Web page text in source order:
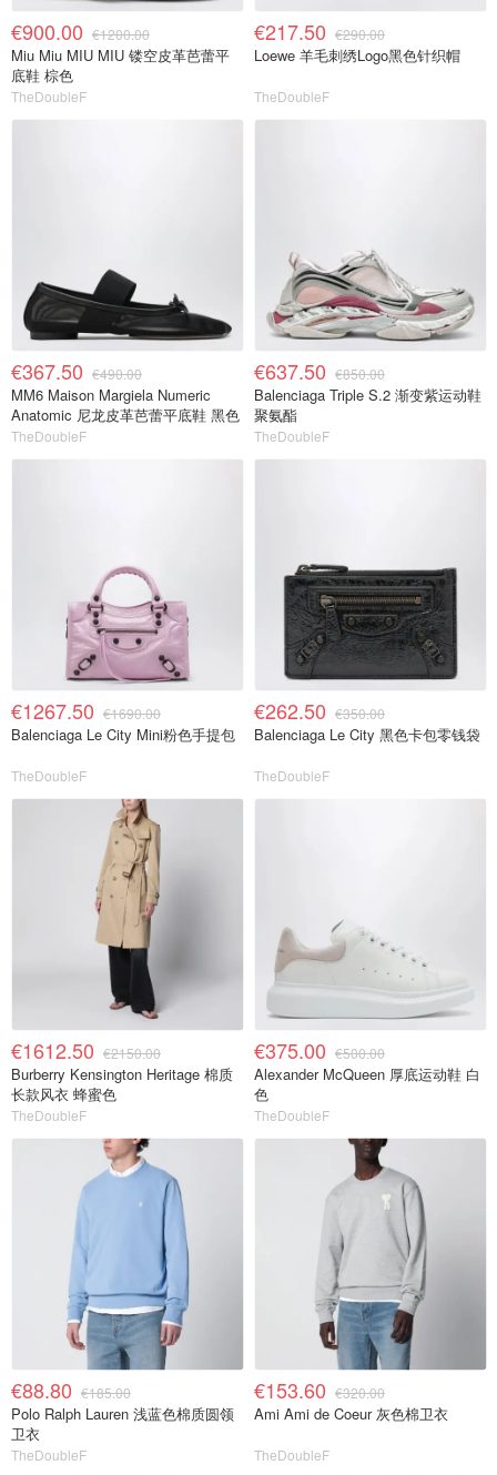
€900.00 €1200.00
Miu Miu MIU MIU 镂空皮革芭蕾平
底鞋 棕色
TheDoubleF
€217.50 €290.00
Loewe 羊毛刺绣Logo黑色针织帽
TheDoubleF
€367.50 €490.00
MM6 Maison Margiela Numeric
Anatomic 尼龙皮革芭蕾平底鞋 黑色
TheDoubleF
€637.50 €850.00
Balenciaga Triple S.2 渐变紫运动鞋
聚氨酯
TheDoubleF
€1267.50 €1690.00
Balenciaga Le City Mini粉色手提包
TheDoubleF
€262.50 €350.00
Balenciaga Le City 黑色卡包零钱袋
TheDoubleF
€1612.50 €2150.00
Burberry Kensington Heritage 棉质
长款风衣 蜂蜜色
TheDoubleF
€375.00 €500.00
Alexander McQueen 厚底运动鞋 白
色
TheDoubleF
€88.80 €185.00
Polo Ralph Lauren 浅蓝色棉质圆领
卫衣
TheDoubleF
€153.60 €320.00
Ami Ami de Coeur 灰色棉卫衣
TheDoubleF